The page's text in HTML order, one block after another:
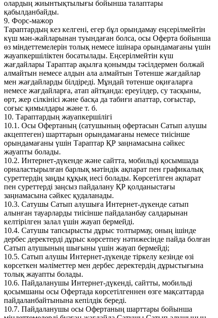
олардың жиынтықтылығы бойынша талаптары
қабылданбайды.
9. Форс-мажор
Тараптардың кез келгені, егер бұл орындамау еңсерілмейтін
күш мән-жайларынан туындаған болса, осы Оферта бойынша
өз міндеттемелерін толық немесе ішінара орындамағаны үшін
жауапкершіліктен босатылады. Еңсерілмейтін күш
жағдайлары Тараптар ақылға қонымды тәсілдермен болжай
алмайтын немесе алдын ала алмайтын Төтенше жағдайлар
мен жағдайларды білдіреді. Мұндай төтенше оқиғаларға
немесе жағдайларға, атап айтқанда: ереуілдер, су тасқыны,
өрт, жер сілкінісі және басқа да табиғи апаттар, соғыстар,
соғыс қимылдары және т. б.
10. Тараптардың жауапкершілігі
10.1. Осы Офертаның (сатушының офертасын Сатып алушы
акцептеген) шарттарын орындамағаны немесе тиісінше
орындамағаны үшін Тараптар ҚР заңнамасына сәйкес
жауапты болады.
10.2. Интернет-дүкенде және сайтта, мобильді қосымшада
орналастырылған барлық мәтіндік ақпарат пен графикалық
суреттердің заңды құқық иесі болады. Көрсетілген ақпарат
пен суреттерді заңсыз пайдалану ҚР қолданыстағы
заңнамасына сәйкес қудаланады.
10.3. Сатушы Сатып алушыға Интернет-дүкенде сатып
алынған тауарларды тиісінше пайдаланбау салдарынан
келтірілген залал үшін жауап бермейді.
10.4. Сатушы тапсырысты дұрыс толтырмау, оның ішінде
дербес деректерді дұрыс көрсетпеу нәтижесінде пайда болған
Сатып алушының шығыны үшін жауап бермейді;
10.5. Сатып алушы Интернет-дүкенде тіркелу кезінде өзі
көрсеткен мәліметтер мен дербес деректердің дұрыстығына
толық жауапты болады.
10.6. Пайдаланушы Интернет-дүкенді, сайтты, мобильді
қосымшаны осы Офертада көрсетілгеннен өзге мақсаттарда
пайдаланбайтынына кепілдік береді.
10.7. Пайдаланушы осы Офертаның шарттары бойынша